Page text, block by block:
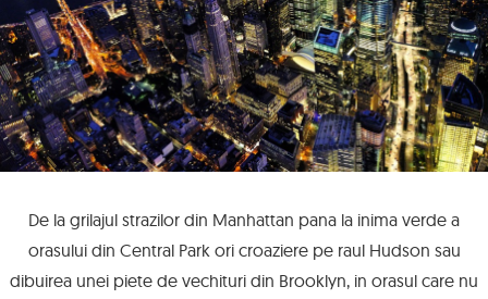
De la grilajul strazilor din Manhattan pana la inima verde a
orasului din Central Park ori croaziere pe raul Hudson sau
dibuirea unei piete de vechituri din Brooklyn, in orasul care nu